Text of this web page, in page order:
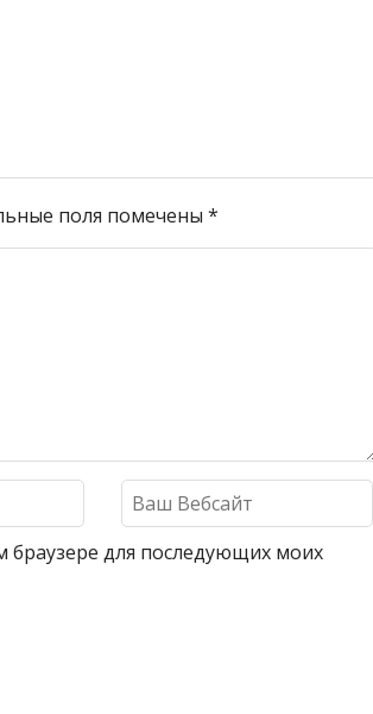
поля помечены *
браузере для последующих моих